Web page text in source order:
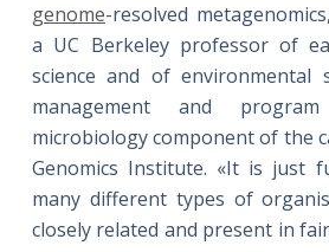
genome-resolved
a UC Berkeley professor of
science and of environmental
management and
microbiology component of the
Genomics Institute. «It is just
many different types of
closely related and present in